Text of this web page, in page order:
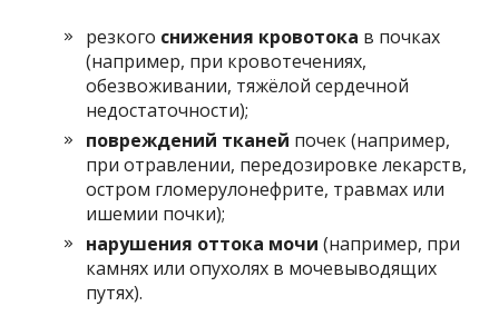
резкого снижения кровотока в почках
(например, при кровотечениях,
обезвоживании, тяжёлой сердечной
недостаточности);
повреждений тканей почек (например,
при отравлении, передозировке лекарств,
остром гломерулонефрите, травмах или
ишемии почки);
нарушения оттока мочи (например, при
камнях или опухолях в мочевыводящих
путях).